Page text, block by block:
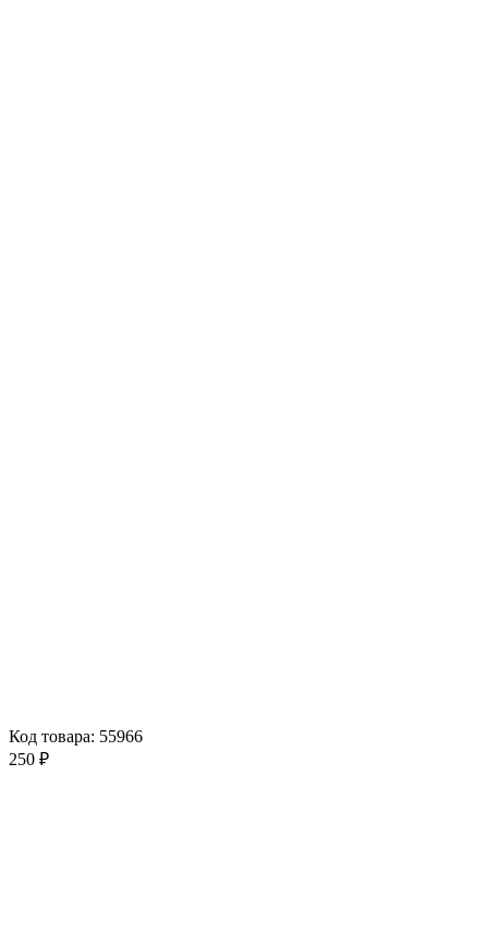
Код товара: 55966
250 ₽